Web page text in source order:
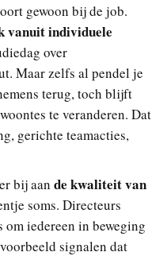
gewoon bij de job.
vanuit individuele
over
Maar zelfs al pendel je
terug, toch blijft
te veranderen. Dat
gerichte teamacties,
bij aan de kwaliteit van
soms. Directeurs
om iedereen in beweging
signalen dat